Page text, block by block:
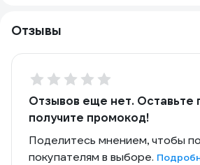
Отзывы
Отзывов еще нет. Оставьте
получите промокод!
Поделитесь мнением, чтобы
покупателям в выборе.